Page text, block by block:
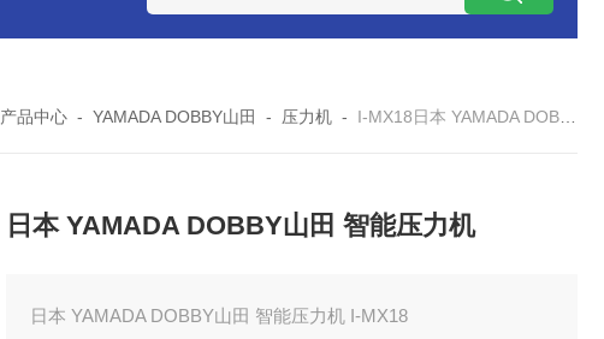
产品中心 -YAMADA DOBBY山田 - 压力机 - I-MX18日本 YAMADA DOBBY山田 智能压力机
日本 YAMADA DOBBY山田 智能压力机
日本 YAMADA DOBBY山田 智能压力机 I-MX18